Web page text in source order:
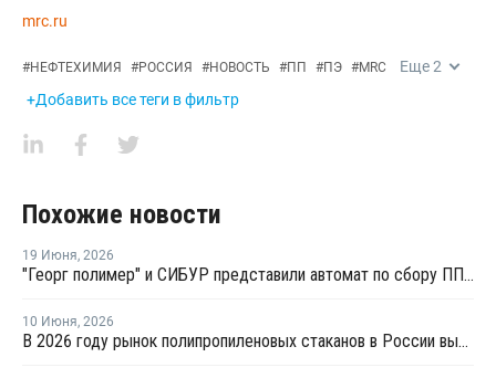
mrc.ru
#НЕФТЕХИМИЯ #РОССИЯ #НОВОСТЬ #ПП #ПЭ #MRC Еще2
+Добавить все теги в фильтр
Похожие новости
19 Июня, 2026
"Георг полимер" и СИБУР представили автомат по сбору ПП-тары для переработки
10 Июня, 2026
В 2026 году рынок полипропиленовых стаканов в России вырастет на 20–22%